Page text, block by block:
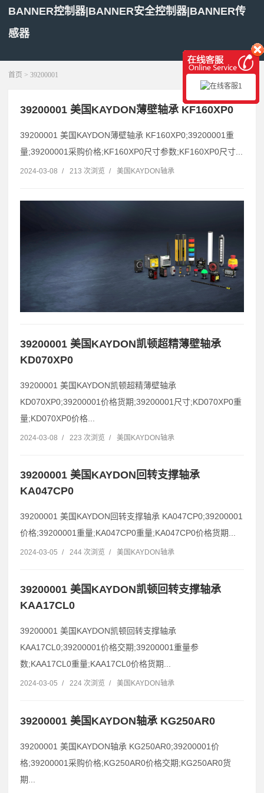
BANNER控制器|BANNER安全控制器|BANNER传
感器
展开菜单
首页 > 39200001
39200001 美国KAYDON薄壁轴承 KF160XP0
39200001 美国KAYDON薄壁轴承 KF160XP0;39200001重
量;39200001采购价格;KF160XP0尺寸参数;KF160XP0尺寸...
2024-03-08 / 213 次浏览 / 美国KAYDON轴承
39200001 美国KAYDON凯顿超精薄壁轴承
KD070XP0
39200001 美国KAYDON凯顿超精薄壁轴承
KD070XP0;39200001价格货期;39200001尺寸;KD070XP0重
量;KD070XP0价格...
2024-03-08 / 223 次浏览 / 美国KAYDON轴承
39200001 美国KAYDON回转支撑轴承
KA047CP0
39200001 美国KAYDON回转支撑轴承 KA047CP0;39200001
价格;39200001重量;KA047CP0重量;KA047CP0价格货期...
2024-03-05 / 244 次浏览 / 美国KAYDON轴承
39200001 美国KAYDON凯顿回转支撑轴承
KAA17CL0
39200001 美国KAYDON凯顿回转支撑轴承
KAA17CL0;39200001价格交期;39200001重量参
数;KAA17CL0重量;KAA17CL0价格货期...
2024-03-05 / 224 次浏览 / 美国KAYDON轴承
39200001 美国KAYDON轴承 KG250AR0
39200001 美国KAYDON轴承 KG250AR0;39200001价
格;39200001采购价格;KG250AR0价格交期;KG250AR0货
期...